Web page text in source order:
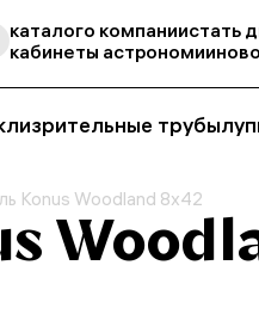
каталого компаниистать
кабинеты астрономии
зрительные трубы
Konus Woodland 8x42